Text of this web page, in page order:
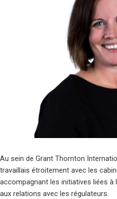
Au sein de Grant Thornton
travaillais étroitement avec les
accompagnant les initiatives liées à
aux relations avec les régulateurs.